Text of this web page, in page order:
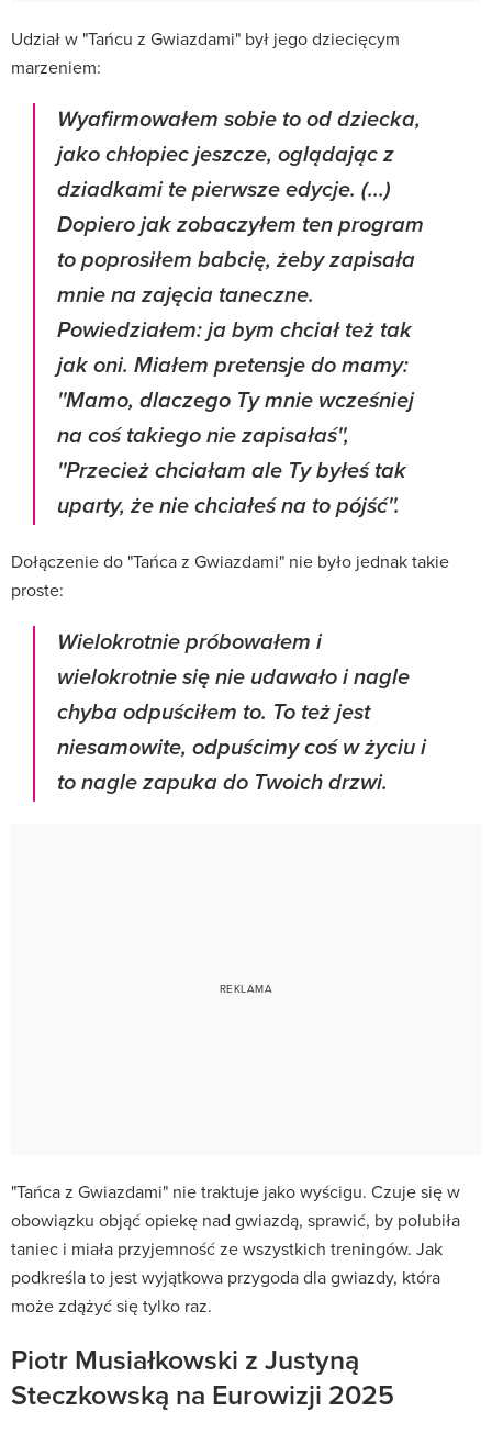
Udział w "Tańcu z Gwiazdami" był jego dziecięcym
marzeniem:
Wyafirmowałem sobie to od dziecka,
jako chłopiec jeszcze, oglądając z
dziadkami te pierwsze edycje. (...)
Dopiero jak zobaczyłem ten program
to poprosiłem babcię, żeby zapisała
mnie na zajęcia taneczne.
Powiedziałem: ja bym chciał też tak
jak oni. Miałem pretensje do mamy:
''Mamo, dlaczego Ty mnie wcześniej
na coś takiego nie zapisałaś'',
''Przecież chciałam ale Ty byłeś tak
uparty, że nie chciałeś na to pójść''.
Dołączenie do "Tańca z Gwiazdami" nie było jednak takie
proste:
Wielokrotnie próbowałem i
wielokrotnie się nie udawało i nagle
chyba odpuściłem to. To też jest
niesamowite, odpuścimy coś w życiu i
to nagle zapuka do Twoich drzwi.
"Tańca z Gwiazdami" nie traktuje jako wyścigu. Czuje się w
obowiązku objąć opiekę nad gwiazdą, sprawić, by polubiła
taniec i miała przyjemność ze wszystkich treningów. Jak
podkreśla to jest wyjątkowa przygoda dla gwiazdy, która
może zdążyć się tylko raz.
Piotr Musiałkowski z Justyną
Steczkowską na Eurowizji 2025